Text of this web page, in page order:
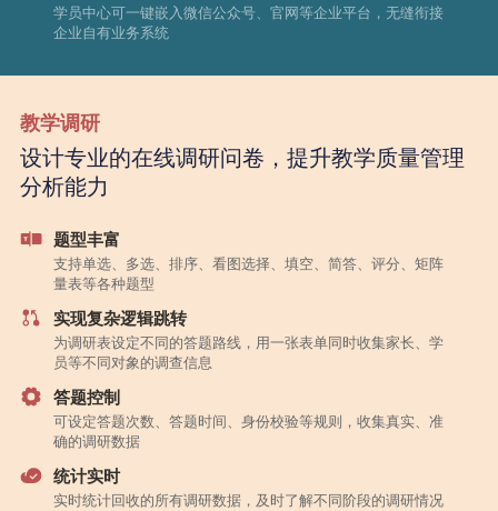
学员中心可一键嵌入微信公众号、官网等企业平台，无缝衔接
企业自有业务系统
教学调研
设计专业的在线调研问卷，提升教学质量管理
分析能力
题型丰富
支持单选、多选、排序、看图选择、填空、简答、评分、矩阵
量表等各种题型
实现复杂逻辑跳转
为调研表设定不同的答题路线，用一张表单同时收集家长、学
员等不同对象的调查信息
答题控制
可设定答题次数、答题时间、身份校验等规则，收集真实、准
确的调研数据
统计实时
实时统计回收的所有调研数据，及时了解不同阶段的调研情况